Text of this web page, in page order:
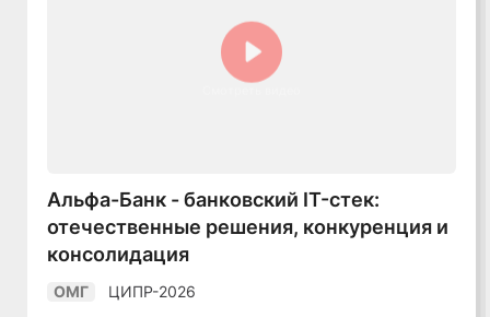
Альфа-Банк - банковский IT-стек:
отечественные решения, конкуренция и
консолидация
ОМГ ЦИПР-2026